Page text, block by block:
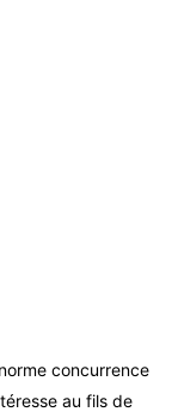
concurrence
au fils de